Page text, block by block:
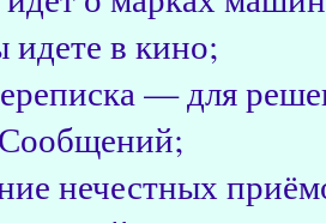
идете в кино;
— для
нечестных